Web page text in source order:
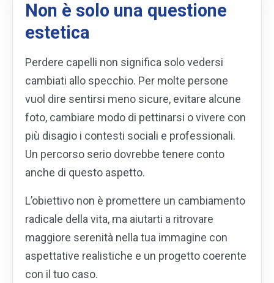
Non è solo una questione
estetica
Perdere capelli non significa solo vedersi
cambiati allo specchio. Per molte persone
vuol dire sentirsi meno sicure, evitare alcune
foto, cambiare modo di pettinarsi o vivere con
più disagio i contesti sociali e professionali.
Un percorso serio dovrebbe tenere conto
anche di questo aspetto.
L’obiettivo non è promettere un cambiamento
radicale della vita, ma aiutarti a ritrovare
maggiore serenità nella tua immagine con
aspettative realistiche e un progetto coerente
con il tuo caso.